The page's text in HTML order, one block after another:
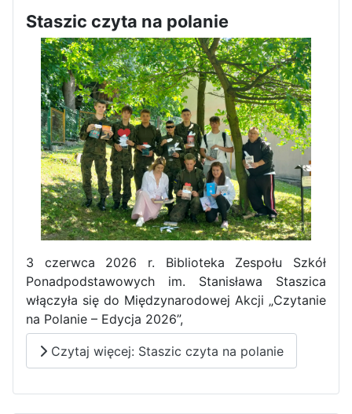
Staszic czyta na polanie
3 czerwca 2026 r. Biblioteka Zespołu Szkół
Ponadpodstawowych im. Stanisława Staszica
włączyła się do Międzynarodowej Akcji „Czytanie
na Polanie – Edycja 2026”,
Czytaj więcej: Staszic czyta na polanie